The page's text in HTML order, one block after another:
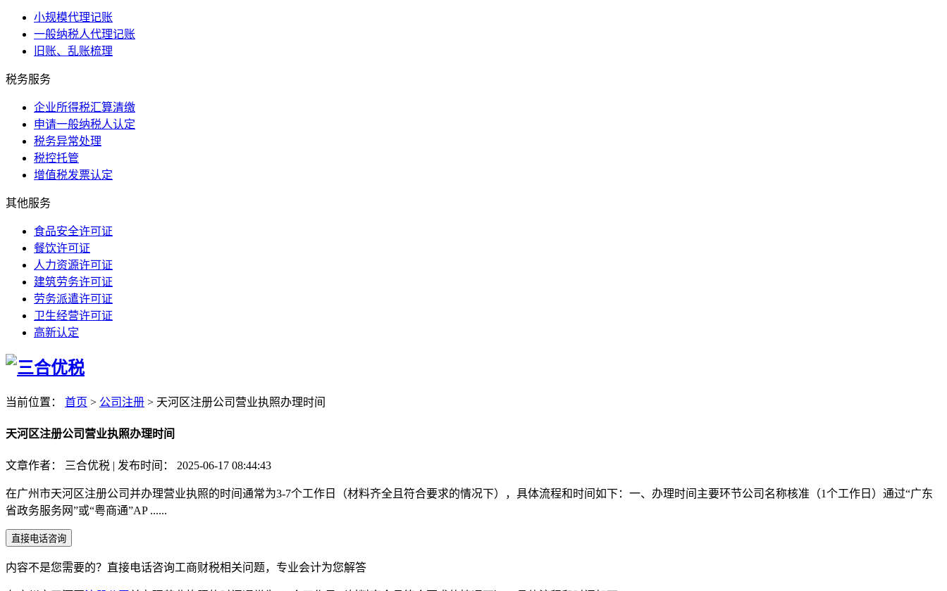
小规模代理记账
一般纳税人代理记账
旧账、乱账梳理
税务服务
企业所得税汇算清缴
申请一般纳税人认定
税务异常处理
税控托管
增值税发票认定
其他服务
食品安全许可证
餐饮许可证
人力资源许可证
建筑劳务许可证
劳务派遣许可证
卫生经营许可证
高新认定
当前位置： 首页 > 公司注册 > 天河区注册公司营业执照办理时间
天河区注册公司营业执照办理时间
文章作者： 三合优税 | 发布时间： 2025-06-17 08:44:43
在广州市天河区注册公司并办理营业执照的时间通常为3-7个工作日（材料齐全且符合要求的情况下），具体流程和时间如下：一、办理时间主要环节公司名称核准（1个工作日）通过“广东
省政务服务网”或“粤商通”AP ......
直接电话咨询
内容不是您需要的？直接电话咨询工商财税相关问题，专业会计为您解答